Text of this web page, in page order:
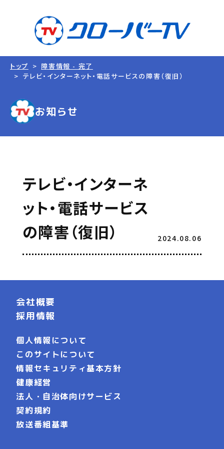
トップ
障害情報 - 完了
テレビ・インターネット・電話サービスの障害（復旧）
お知らせ
テレビ・インターネ
ット・電話サービス
の障害（復旧）
2024.08.06
会社概要
採用情報
個人情報について
このサイトについて
情報セキュリティ基本方針
健康経営
法人・自治体向けサービス
契約規約
放送番組基準